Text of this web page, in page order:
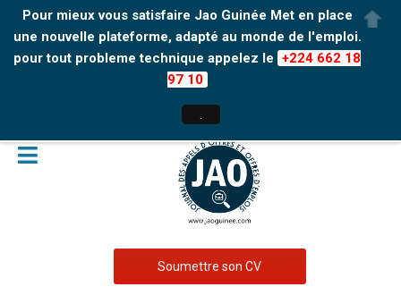
Pour mieux vous satisfaire Jao Guinée Met en place
une nouvelle plateforme, adapté au monde de l'emploi.
pour tout probleme technique appelez le +224 662 18
97 10
Soumettre son CV